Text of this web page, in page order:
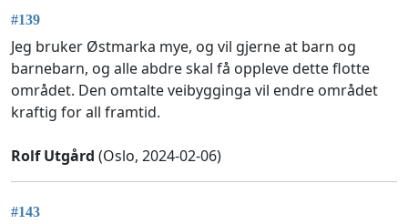
#139
Jeg bruker Østmarka mye, og vil gjerne at barn og
barnebarn, og alle abdre skal få oppleve dette flotte
området. Den omtalte veibygginga vil endre området
kraftig for all framtid.
Rolf Utgård (Oslo, 2024-02-06)
#143